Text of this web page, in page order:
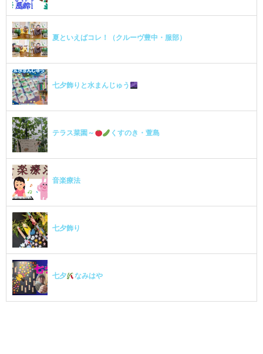
夏といえばコレ！（クルーヴ豊中・服部）
七夕飾りと水まんじゅう
テラス菜園～ くすのき・萱島
音楽療法
七夕飾り
七夕 なみはや